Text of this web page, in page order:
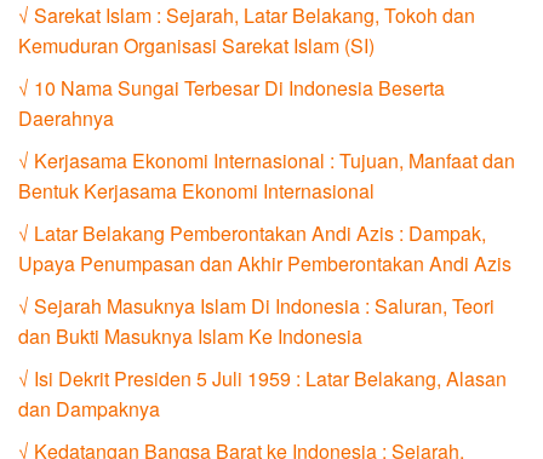
√ Sarekat Islam : Sejarah, Latar Belakang, Tokoh dan
Kemuduran Organisasi Sarekat Islam (SI)
√ 10 Nama Sungai Terbesar Di Indonesia Beserta
Daerahnya
√ Kerjasama Ekonomi Internasional : Tujuan, Manfaat dan
Bentuk Kerjasama Ekonomi Internasional
√ Latar Belakang Pemberontakan Andi Azis : Dampak,
Upaya Penumpasan dan Akhir Pemberontakan Andi Azis
√ Sejarah Masuknya Islam Di Indonesia : Saluran, Teori
dan Bukti Masuknya Islam Ke Indonesia
√ Isi Dekrit Presiden 5 Juli 1959 : Latar Belakang, Alasan
dan Dampaknya
√ Kedatangan Bangsa Barat ke Indonesia : Sejarah,